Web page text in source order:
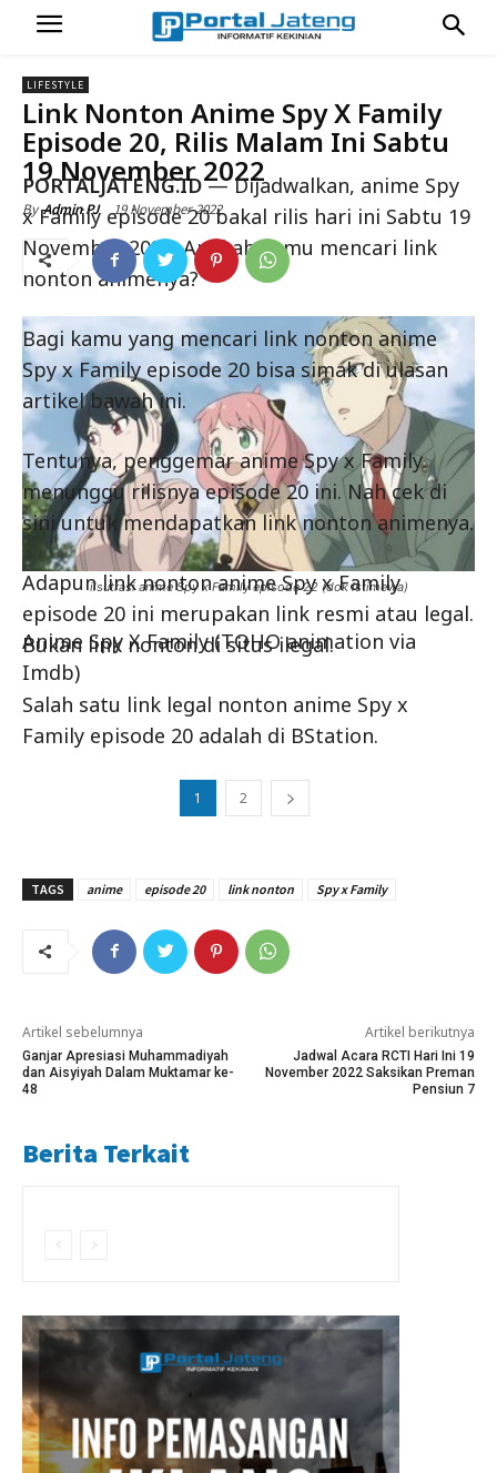
LIFESTYLE
Link Nonton Anime Spy X Family
Episode 20, Rilis Malam Ini Sabtu
19 November 2022
By Admin PJ 19 November 2022
ilsutrasi anime Spy x Family episode 22 (dok istimewa)
Anime Spy X Family (TOHO animation via
Imdb)
PORTALJATENG.ID— Dijadwalkan, anime Spy
x Family episode 20 bakal rilis hari ini Sabtu 19
November 2022. Apakah kamu mencari link
nonton animenya?
Bagi kamu yang mencari link nonton anime
Spy x Family episode 20 bisa simak di ulasan
artikel bawah ini.
Tentunya, penggemar anime Spy x Family
menunggu rilisnya episode 20 ini. Nah cek di
sini untuk mendapatkan link nonton animenya.
Adapun link nonton anime Spy x Family
episode 20 ini merupakan link resmi atau legal.
Bukan link nonton di situs ilegal.
Salah satu link legal nonton anime Spy x
Family episode 20 adalah di BStation.
1 2
TAGS anime episode 20 link nonton Spy x Family
Artikel sebelumnya
Ganjar Apresiasi Muhammadiyah
dan Aisyiyah Dalam Muktamar ke-
48
Artikel berikutnya
Jadwal Acara RCTI Hari Ini 19
November 2022 Saksikan Preman
Pensiun 7
Berita Terkait